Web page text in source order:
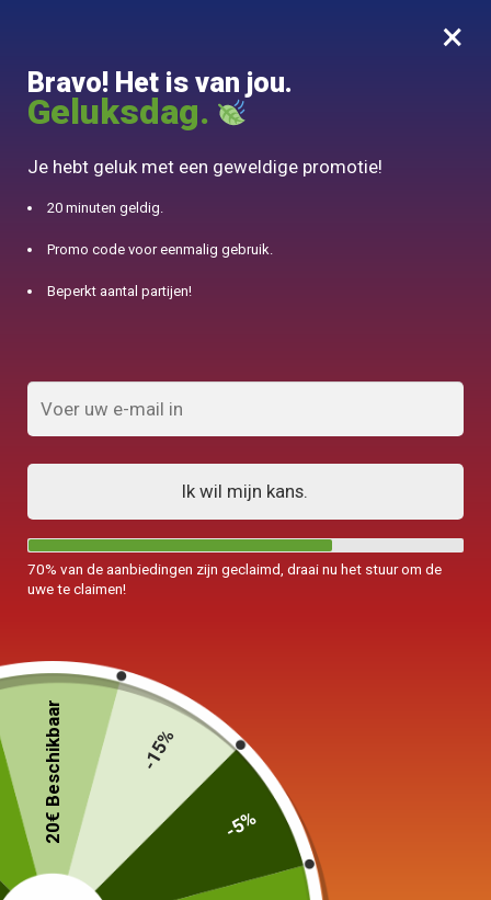
0
10% aangeboden voor 50€ aankopen met DJINN-code10
Karaf voor ijsthee
1L
×
Bravo! Het is van jou.
Geluksdag.
Je hebt geluk met een geweldige promotie!
20 minuten geldig.
Promo code voor eenmalig gebruik.
Beperkt aantal partijen!
Ik wil mijn kans.
70% van de aanbiedingen zijn geclaimd, draai nu het stuur om de
uwe te claimen!
20€ Beschikbaar -15%
-5%